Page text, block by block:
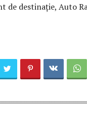
destinație, Auto